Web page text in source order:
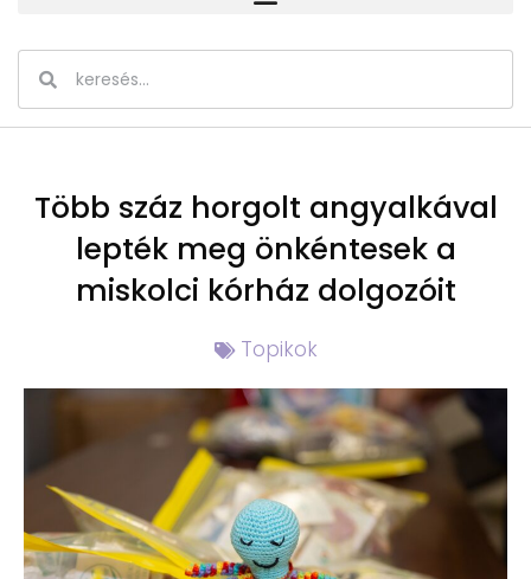
Több száz horgolt angyalkával
lepték meg önkéntesek a
miskolci kórház dolgozóit
Topikok